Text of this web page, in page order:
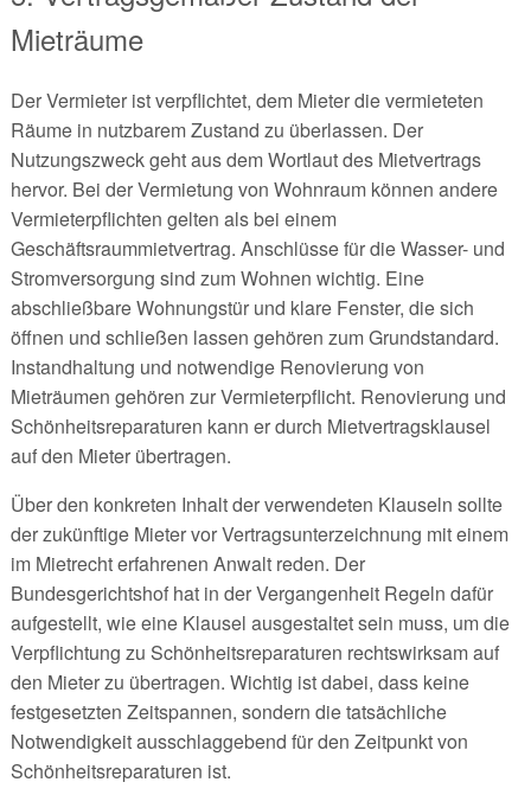
Mieträume
Der Vermieter ist verpflichtet, dem Mieter die vermieteten
Räume in nutzbarem Zustand zu überlassen. Der
Nutzungszweck geht aus dem Wortlaut des Mietvertrags
hervor. Bei der Vermietung von Wohnraum können andere
Vermieterpflichten gelten als bei einem
Geschäftsraummietvertrag. Anschlüsse für die Wasser- und
Stromversorgung sind zum Wohnen wichtig. Eine
abschließbare Wohnungstür und klare Fenster, die sich
öffnen und schließen lassen gehören zum Grundstandard.
Instandhaltung und notwendige Renovierung von
Mieträumen gehören zur Vermieterpflicht. Renovierung und
Schönheitsreparaturen kann er durch Mietvertragsklausel
auf den Mieter übertragen.
Über den konkreten Inhalt der verwendeten Klauseln sollte
der zukünftige Mieter vor Vertragsunterzeichnung mit einem
im Mietrecht erfahrenen Anwalt reden. Der
Bundesgerichtshof hat in der Vergangenheit Regeln dafür
aufgestellt, wie eine Klausel ausgestaltet sein muss, um die
Verpflichtung zu Schönheitsreparaturen rechtswirksam auf
den Mieter zu übertragen. Wichtig ist dabei, dass keine
festgesetzten Zeitspannen, sondern die tatsächliche
Notwendigkeit ausschlaggebend für den Zeitpunkt von
Schönheitsreparaturen ist.